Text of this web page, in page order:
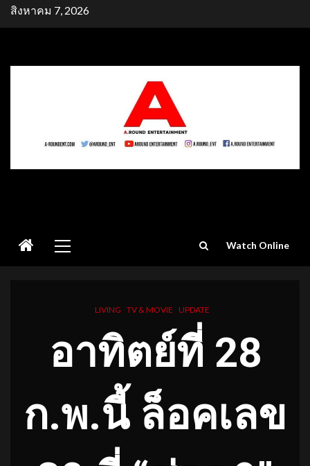
Skipสิงหาคม 7, 2026
Menu
Watch Online
LIVING TV & MOVIE UPDATE
อาทิตย์ที่ 28
ก.พ.นี้ ล็อคเลข